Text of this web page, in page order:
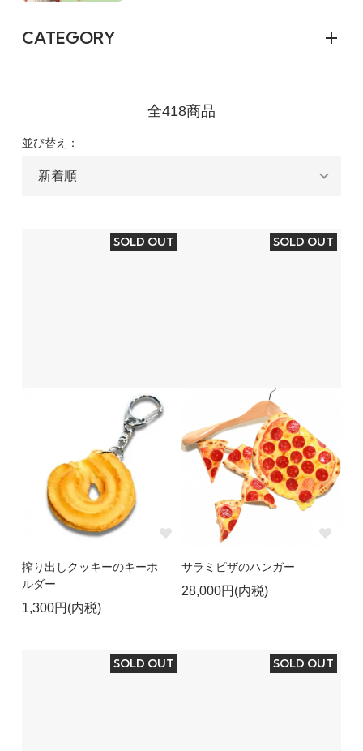
CATEGORY
全418商品
並び替え：
SOLD OUT
搾り出しクッキーのキーホ
ルダー
1,300円(内税)
SOLD OUT
サラミピザのハンガー
28,000円(内税)
SOLD OUT SOLD OUT